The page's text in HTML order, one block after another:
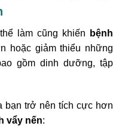
làm cũng khiến
bệnh
hoặc giảm thiểu những
gồm dinh dưỡng, tập
bạn trở nên tích cực hơn
vẩy nến: